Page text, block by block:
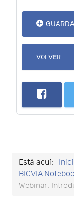
VOLVER
Está aquí:
BIOVIA
Webinar: